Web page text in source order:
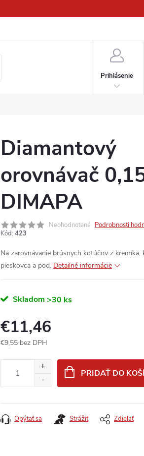
Prihlásenie
Diamantový
orovnávač
DIMAPA
Neohodnotené Podrobnosti
Kód: 423
Na zarovnávanie brúsnych kotúčov z kremíka,
pieskovca a pod. Detailné informácie
Skladom >30 ks
€11,46
€9,55 bez DPH
PRIDAŤ DO
Opýtať sa Strážiť Zdieľať